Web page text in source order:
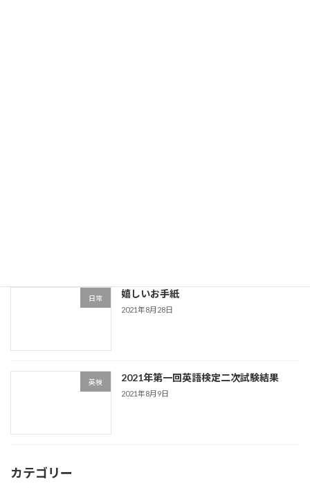
日常 嬉しいお手紙
2021年8月28日
英検 2021年第一回英語検定二次試験結果
2021年8月9日
カテゴリー